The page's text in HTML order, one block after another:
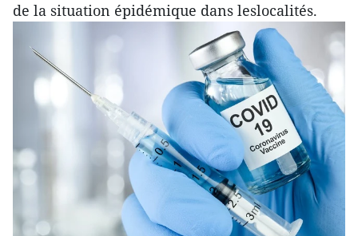
de la situation épidémique dans leslocalités.